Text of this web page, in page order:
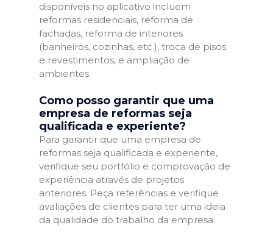
disponíveis no aplicativo incluem
reformas residenciais, reforma de
fachadas, reforma de interiores
(banheiros, cozinhas, etc.), troca de pisos
e revestimentos, e ampliação de
ambientes.
Como posso garantir que uma
empresa de reformas seja
qualificada e experiente?
Para garantir que uma empresa de
reformas seja qualificada e experiente,
verifique seu portfólio e comprovação de
experiência através de projetos
anteriores. Peça referências e verifique
avaliações de clientes para ter uma ideia
da qualidade do trabalho da empresa.